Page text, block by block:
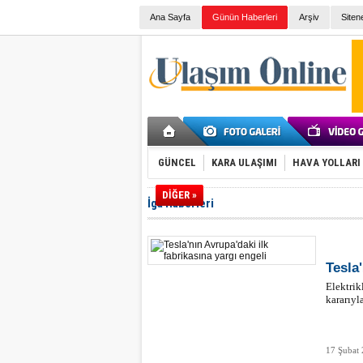
Ana Sayfa Günün Haberleri Arşiv
GÜNCEL KARA ULAŞIMI HAVA YOLLARI
DİĞER »
İga Haberleri
17 Şubat